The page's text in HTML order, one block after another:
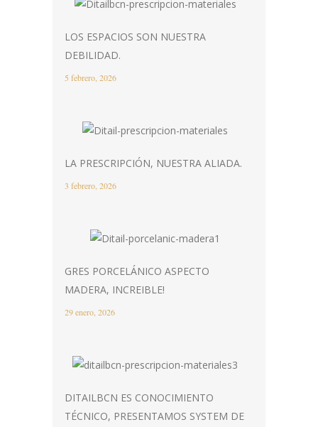
LOS ESPACIOS SON NUESTRA
DEBILIDAD.
5 febrero, 2026
LA PRESCRIPCIÓN, NUESTRA ALIADA.
3 febrero, 2026
GRES PORCELÁNICO ASPECTO
MADERA, INCREIBLE!
29 enero, 2026
DITAILBCN ES CONOCIMIENTO
TÉCNICO, PRESENTAMOS SYSTEM DE